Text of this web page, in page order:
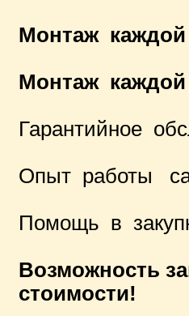
Монтаж
Монтаж
Гарантийное
Опыт работы
Помощь в
Возможность
стоимости!